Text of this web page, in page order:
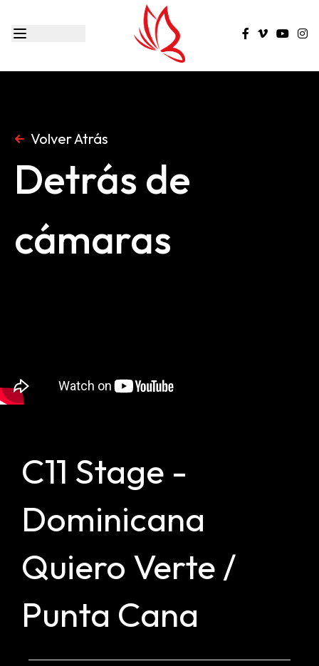
Volver Atrás
Detrás de
cámaras
C11 Stage -
Dominicana
Quiero Verte /
Punta Cana